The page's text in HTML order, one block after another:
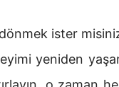
ister
yeniden